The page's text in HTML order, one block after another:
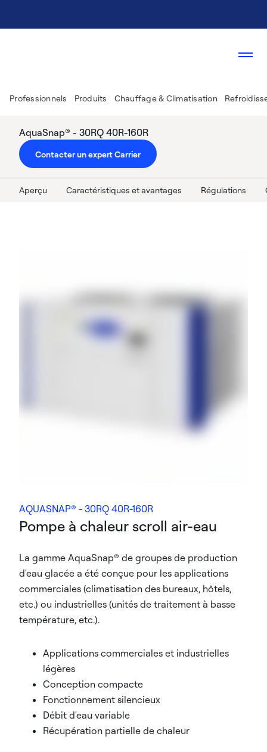
Professionnels Produits Chauffage & Climatisation
AquaSnap® - 30RQ 40R-160R
Contacter un expert Carrier
Aperçu Caractéristiques et avantages Régulations
AQUASNAP® - 30RQ 40R-160R
Pompe à chaleur scroll air-eau
La gamme AquaSnap® de groupes de production
d'eau glacée a été conçue pour les applications
commerciales (climatisation des bureaux, hôtels,
etc.) ou industrielles (unités de traitement à basse
température, etc.).
Applications commerciales et industrielles
légères
Conception compacte
Fonctionnement silencieux
Débit d'eau variable
Récupération partielle de chaleur